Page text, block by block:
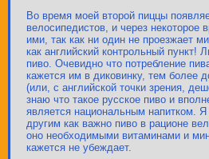
Во время моей второй пиццы
велосипедистов, и через некоторое
ими, так как ни один не проезжает
как английский контрольный пункт!
пиво. Очевидно что потребление
кажется им в диковинку, тем более
(или, с английской точки зрения,
знаю что такое русское пиво и
является национальным напитком.
другим как важно пиво в рационе
оно необходимыми витаминами и
кажется не убеждает.